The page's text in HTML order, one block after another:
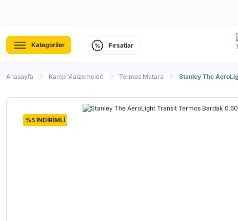
Kategoriler Fırsatlar
Anasayfa Kamp Malzemeleri Termos Matara Stanley The
%5 İNDİRİMLİ